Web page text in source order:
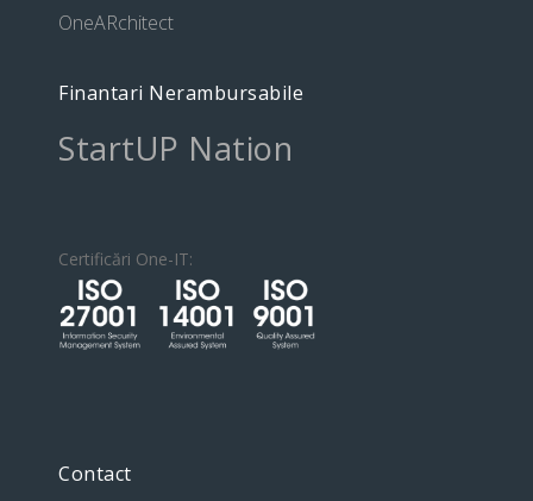
OneARchitect
Finantari Nerambursabile
StartUP Nation
Certificări One-IT:
Contact